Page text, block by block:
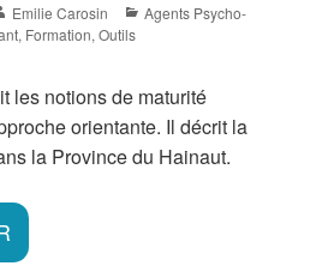
Author
Emilie Carosin Categories
Agents Psycho-
, Formation,Outils
les notions de maturité
orientante. Il décrit la
la Province du Hainaut.